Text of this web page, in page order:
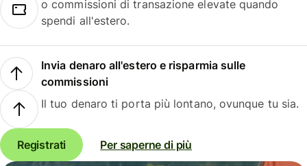
o commissioni di transazione elevate quando
spendi all'estero.
Invia denaro all'estero e risparmia sulle
commissioni
Il tuo denaro ti porta più lontano, ovunque tu sia.
Registrati Per saperne di più